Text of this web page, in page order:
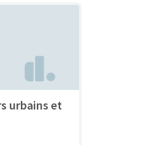
urbains et